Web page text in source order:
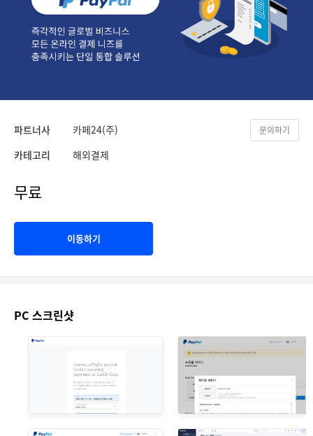
파트너사 카페24(주) 문의하기
카테고리 해외결제
무료
이동하기
PC 스크린샷